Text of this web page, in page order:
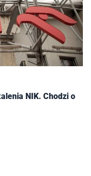
NIK. Chodzi o